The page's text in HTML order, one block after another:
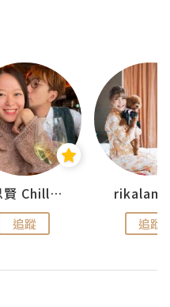
思思賢 ChillMyBabe
追蹤 追蹤